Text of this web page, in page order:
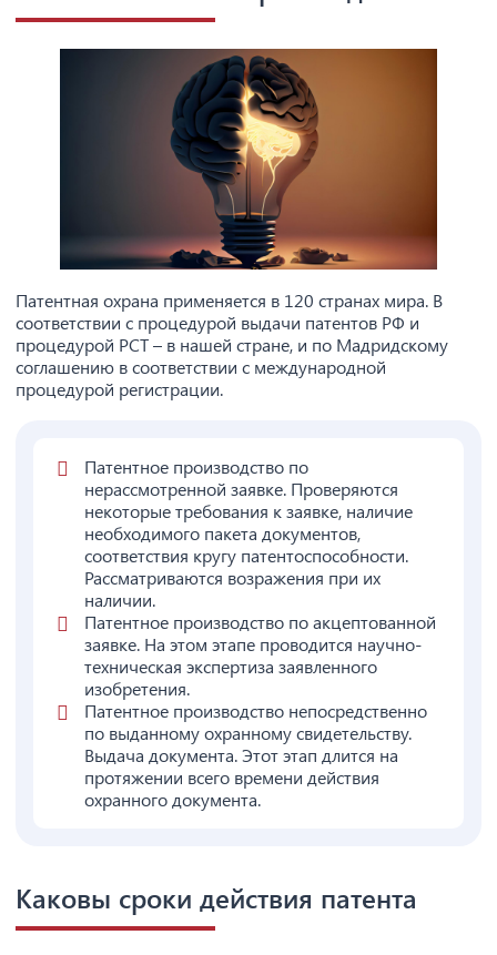
Патентная охрана применяется в 120 странах мира. В
соответствии с процедурой выдачи патентов РФ и
процедурой РСТ – в нашей стране, и по Мадридскому
соглашению в соответствии с международной
процедурой регистрации.
Патентное производство по
нерассмотренной заявке. Проверяются
некоторые требования к заявке, наличие
необходимого пакета документов,
соответствия кругу патентоспособности.
Рассматриваются возражения при их
наличии.
Патентное производство по акцептованной
заявке. На этом этапе проводится научно-
техническая экспертиза заявленного
изобретения.
Патентное производство непосредственно
по выданному охранному свидетельству.
Выдача документа. Этот этап длится на
протяжении всего времени действия
охранного документа.
Каковы сроки действия патента